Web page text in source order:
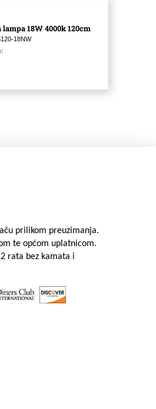
18W 4000k 120cm
18NW
prilikom preuzimanja.
te općom uplatnicom.
rata bez kamata i